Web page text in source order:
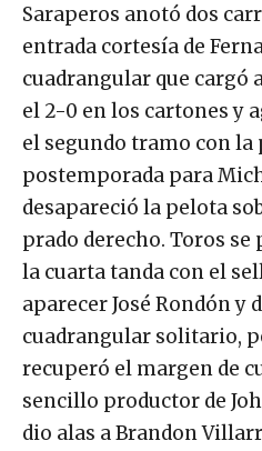
Saraperos anotó dos
entrada cortesía de
cuadrangular que cargó
el 2-0 en los cartones y
el segundo tramo con
postemporada para
desapareció la pelota
prado derecho. Toros
la cuarta tanda con el
aparecer José Rondón y
cuadrangular solitario,
recuperó el margen de
sencillo productor de
dio alas a Brandon